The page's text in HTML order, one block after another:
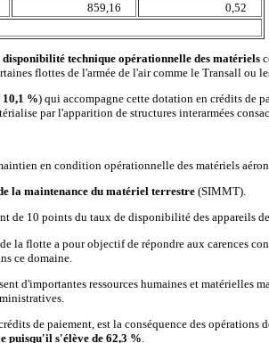
859,16
0,52
technique opérationnelle des matériels
flottes de l'armée de l'air comme le Transall ou
10,1 %) qui accompagne cette dotation en crédits de
par l'apparition de structures interarmées
en condition opérationnelle des matériels
la maintenance du matériel terrestre (SIMMT).
de 10 points du taux de disponibilité des appareils
la flotte a pour objectif de répondre aux carences
ce domaine.
d'importantes ressources humaines et matérielles
de paiement, est la conséquence des opérations
puisqu'il s'élève de 62,3 %.